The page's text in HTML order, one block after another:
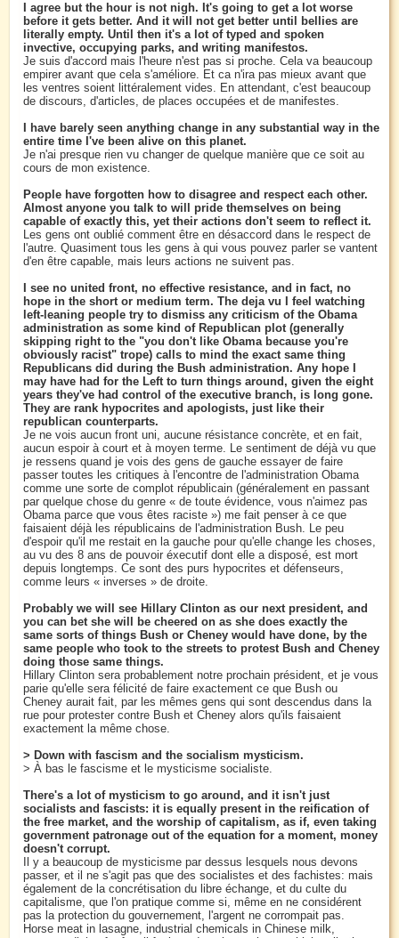
I agree but the hour is not nigh. It's going to get a lot worse
before it gets better. And it will not get better until bellies are
literally empty. Until then it's a lot of typed and spoken
invective, occupying parks, and writing manifestos.
Je suis d'accord mais l'heure n'est pas si proche. Cela va beaucoup
empirer avant que cela s'améliore. Et ca n'ira pas mieux avant que
les ventres soient littéralement vides. En attendant, c'est beaucoup
de discours, d'articles, de places occupées et de manifestes.
I have barely seen anything change in any substantial way in the
entire time I've been alive on this planet.
Je n'ai presque rien vu changer de quelque manière que ce soit au
cours de mon existence.
People have forgotten how to disagree and respect each other.
Almost anyone you talk to will pride themselves on being
capable of exactly this, yet their actions don't seem to reflect it.
Les gens ont oublié comment être en désaccord dans le respect de
l'autre. Quasiment tous les gens à qui vous pouvez parler se vantent
d'en être capable, mais leurs actions ne suivent pas.
I see no united front, no effective resistance, and in fact, no
hope in the short or medium term. The deja vu I feel watching
left-leaning people try to dismiss any criticism of the Obama
administration as some kind of Republican plot (generally
skipping right to the "you don't like Obama because you're
obviously racist" trope) calls to mind the exact same thing
Republicans did during the Bush administration. Any hope I
may have had for the Left to turn things around, given the eight
years they've had control of the executive branch, is long gone.
They are rank hypocrites and apologists, just like their
republican counterparts.
Je ne vois aucun front uni, aucune résistance concrète, et en fait,
aucun espoir à court et à moyen terme. Le sentiment de déjà vu que
je ressens quand je vois des gens de gauche essayer de faire
passer toutes les critiques à l'encontre de l'administration Obama
comme une sorte de complot républicain (généralement en passant
par quelque chose du genre « de toute évidence, vous n'aimez pas
Obama parce que vous êtes raciste ») me fait penser à ce que
faisaient déjà les républicains de l'administration Bush. Le peu
d'espoir qu'il me restait en la gauche pour qu'elle change les choses,
au vu des 8 ans de pouvoir éxecutif dont elle a disposé, est mort
depuis longtemps. Ce sont des purs hypocrites et défenseurs,
comme leurs « inverses » de droite.
Probably we will see Hillary Clinton as our next president, and
you can bet she will be cheered on as she does exactly the
same sorts of things Bush or Cheney would have done, by the
same people who took to the streets to protest Bush and Cheney
doing those same things.
Hillary Clinton sera probablement notre prochain président, et je vous
parie qu'elle sera félicité de faire exactement ce que Bush ou
Cheney aurait fait, par les mêmes gens qui sont descendus dans la
rue pour protester contre Bush et Cheney alors qu'ils faisaient
exactement la même chose.
> Down with fascism and the socialism mysticism.
> À bas le fascisme et le mysticisme socialiste.
There's a lot of mysticism to go around, and it isn't just
socialists and fascists: it is equally present in the reification of
the free market, and the worship of capitalism, as if, even taking
government patronage out of the equation for a moment, money
doesn't corrupt.
Il y a beaucoup de mysticisme par dessus lesquels nous devons
passer, et il ne s'agit pas que des socialistes et des fachistes: mais
également de la concrétisation du libre échange, et du culte du
capitalisme, que l'on pratique comme si, même en ne considérent
pas la protection du gouvernement, l'argent ne corrompait pas.
Horse meat in lasagne, industrial chemicals in Chinese milk,